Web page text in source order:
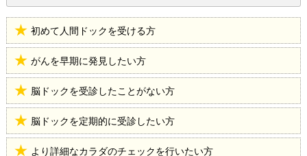
初めて人間ドックを受ける方
がんを早期に発見したい方
脳ドックを受診したことがない方
脳ドックを定期的に受診したい方
より詳細なカラダのチェックを行いたい方